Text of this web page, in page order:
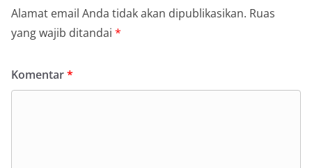
Alamat email Anda tidak akan dipublikasikan. Ruas
yang wajib ditandai *
Komentar*